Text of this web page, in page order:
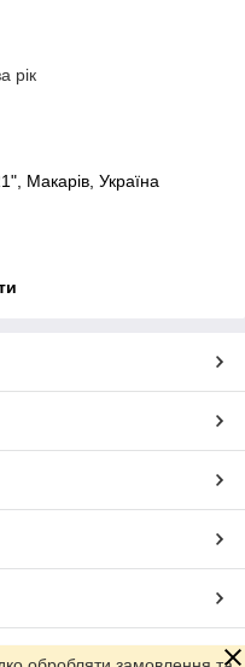
рік
Макарів, Україна
Prom.ua